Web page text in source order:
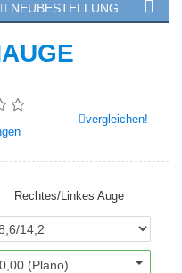
NEUBESTELLUNG
vergleichen!
Rechtes/Linkes Auge
0,00 (Plano)